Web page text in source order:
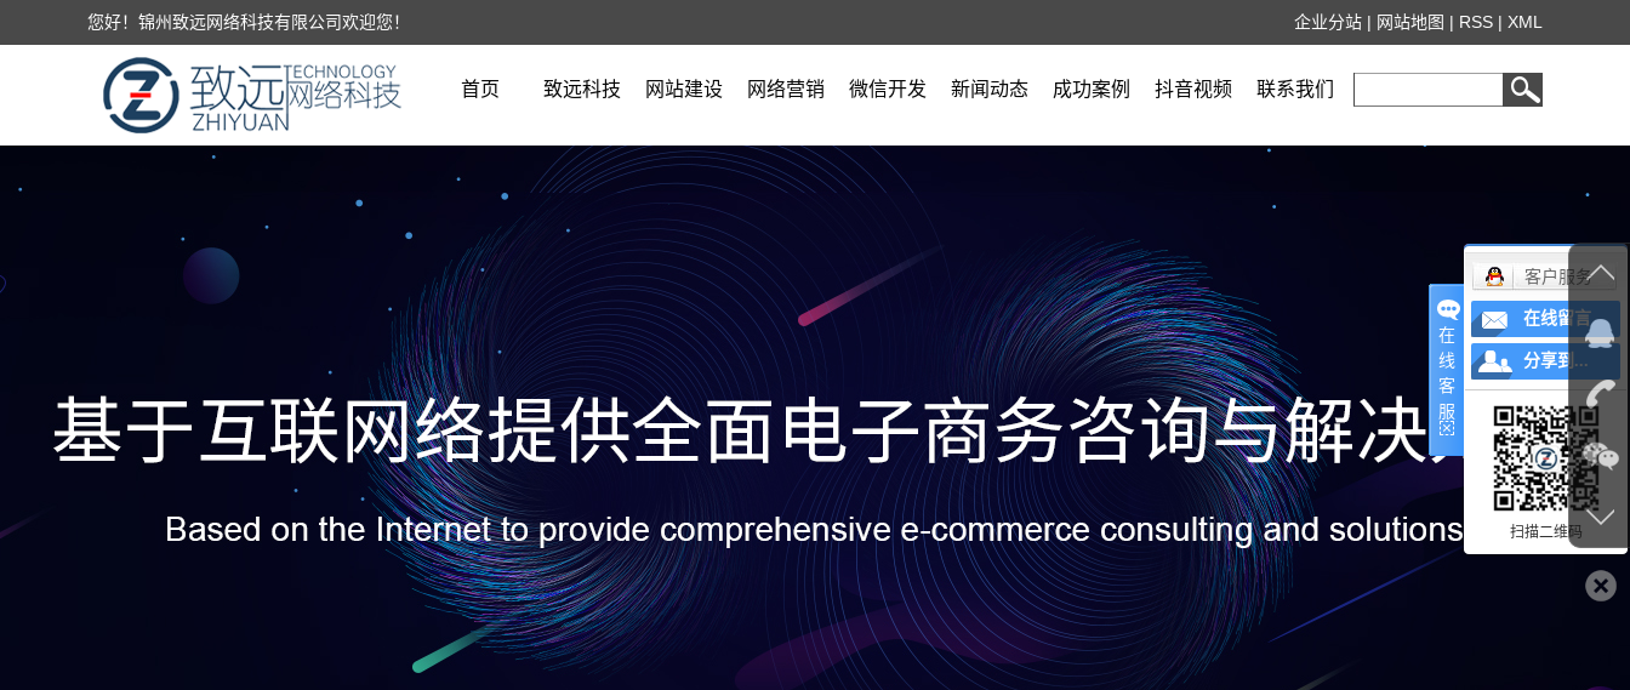
您好！锦州致远网络科技有限公司欢迎您！ 企业分站 | 网站地图 | RSS | XML
首页 致远科技
公司简介
营业执照
网站建设 网络营销 微信开发 新闻动态
公司新闻
成功案例 抖音视频 联系我们
在
线
客
服
客户服务
在线留言
分享到...
扫描二维码